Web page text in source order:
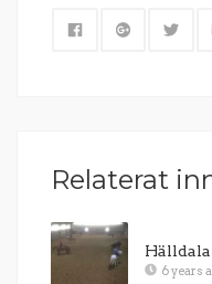
Relaterat
Hälldala
6 years